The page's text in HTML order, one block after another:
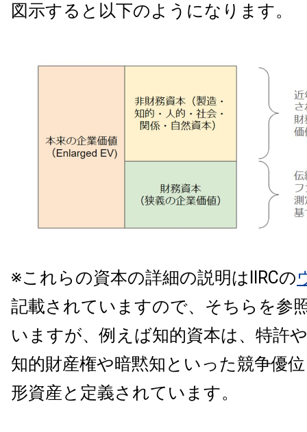
図示すると以下のようになります。
※これらの資本の詳細の説明はIIRCの
記載されていますので、そちらを参
いますが、例えば知的資本は、特許
知的財産権や暗黙知といった競争優
形資産と定義されています。